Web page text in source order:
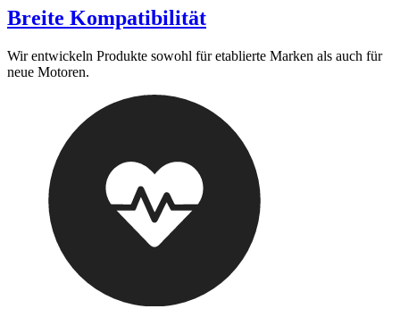
Breite Kompatibilität
Wir entwickeln Produkte sowohl für etablierte Marken als auch für
neue Motoren.